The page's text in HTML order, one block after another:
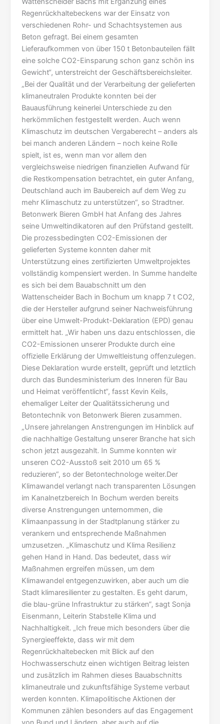
Regenrückhaltebeckens war der Einsatz von
verschiedenen Rohr- und Schachtsystemen aus
Beton gefragt. Bei einem gesamten
Lieferaufkommen von über 150 t Betonbauteilen fällt
eine solche CO2-Einsparung schon ganz schön ins
Gewicht“, unterstreicht der Geschäftsbereichsleiter.
„Bei der Qualität und der Verarbeitung der gelieferten
klimaneutralen Produkte konnten bei der
Bauausführung keinerlei Unterschiede zu den
herkömmlichen festgestellt werden. Auch wenn
Klimaschutz im deutschen Vergaberecht – anders als
bei manch anderen Ländern – noch keine Rolle
spielt, ist es, wenn man vor allem den
vergleichsweise niedrigen finanziellen Aufwand für
die Restkompensation betrachtet, ein guter Anfang,
Deutschland auch im Baubereich auf dem Weg zu
mehr Klimaschutz zu unterstützen“, so Stradtner.
Betonwerk Bieren GmbH hat Anfang des Jahres
seine Umweltindikatoren auf den Prüfstand gestellt.
Die prozessbedingten CO2-Emissionen der
gelieferten Systeme konnten daher mit
Unterstützung eines zertifizierten Umweltprojektes
vollständig kompensiert werden. In Summe handelte
es sich bei dem Bauabschnitt um den
Wattenscheider Bach in Bochum um knapp 7 t CO2,
die der Hersteller aufgrund seiner Nachweisführung
über eine Umwelt-Produkt-Deklaration (EPD) genau
ermittelt hat. „Wir haben uns dazu entschlossen, die
CO2-Emissionen unserer Produkte durch eine
offizielle Erklärung der Umweltleistung offenzulegen.
Diese Deklaration wurde erstellt, geprüft und letztlich
durch das Bundesministerium des Inneren für Bau
und Heimat veröffentlicht“, fasst Kevin Keils,
ehemaliger Leiter der Qualitätssicherung und
Betontechnik von Betonwerk Bieren zusammen.
„Unsere jahrelangen Anstrengungen im Hinblick auf
die nachhaltige Gestaltung unserer Branche hat sich
schon jetzt ausgezahlt. In Summe konnten wir
unseren CO2-Ausstoß seit 2010 um 65 %
reduzieren“, so der Betontechnologe weiter.Der
Klimawandel verlangt nach transparenten Lösungen
im Kanalnetzbereich In Bochum werden bereits
diverse Anstrengungen unternommen, die
Klimaanpassung in der Stadtplanung stärker zu
verankern und entsprechende Maßnahmen
umzusetzen. „Klimaschutz und Klima Resilienz
gehen Hand in Hand. Das bedeutet, dass wir
Maßnahmen ergreifen müssen, um dem
Klimawandel entgegenzuwirken, aber auch um die
Stadt klimaresilienter zu gestalten. Es geht darum,
die blau-grüne Infrastruktur zu stärken“, sagt Sonja
Eisenmann, Leiterin Stabstelle Klima und
Nachhaltigkeit. „Ich freue mich besonders über die
Synergieeffekte, dass wir mit dem
Regenrückhaltebecken mit Blick auf den
Hochwasserschutz einen wichtigen Beitrag leisten
und zusätzlich im Rahmen dieses Bauabschnitts
klimaneutrale und zukunftsfähige Systeme verbaut
werden konnten. Klimapolitische Aktionen der
Kommunen zählen besonders auf das Engagement